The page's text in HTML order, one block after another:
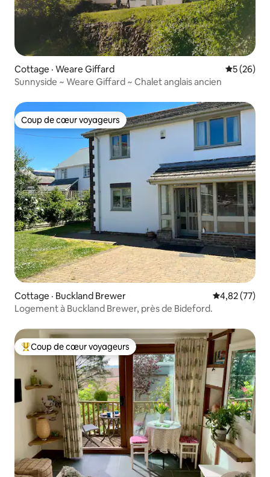
Cottage · Weare Giffard Note
5 (26)
Sunnyside ~ Weare Giffard ~ Chalet anglais ancien
Coup de cœur voyageurs
Coup de cœur voyageurs
Cottage · Buckland Brewer Note
4,82 (77)
Logement à Buckland Brewer, près de Bideford.
Coup de cœur voyageurs parmi les plus aimés
Coup de cœur voyageurs